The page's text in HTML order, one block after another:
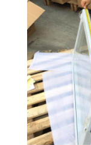
MAPPA
DEL
SITO
PRIVACY
POLICY